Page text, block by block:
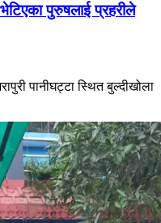
पुरुषलाई प्रहरीले
पानीघट्टा स्थित बुल्दीखोला